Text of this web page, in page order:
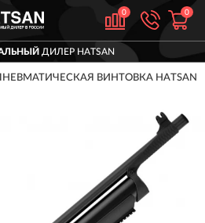
0 0
ДИЛЕР HATSAN
ВИНТОВКА HATSAN